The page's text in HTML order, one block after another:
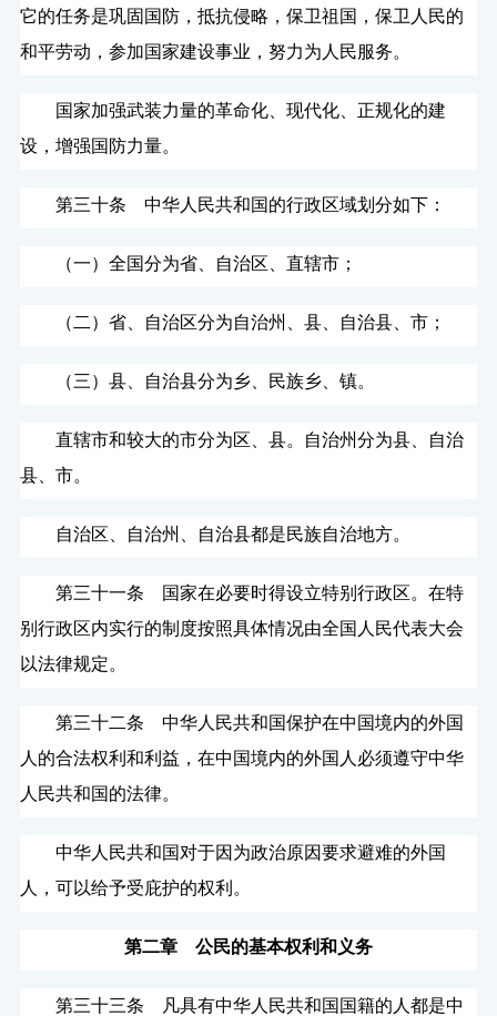
它的任务是巩固国防，抵抗侵略，保卫祖国，保卫人民的
和平劳动，参加国家建设事业，努力为人民服务。
国家加强武装力量的革命化、现代化、正规化的建
设，增强国防力量。
第三十条 中华人民共和国的行政区域划分如下：
（一）全国分为省、自治区、直辖市；
（二）省、自治区分为自治州、县、自治县、市；
（三）县、自治县分为乡、民族乡、镇。
直辖市和较大的市分为区、县。自治州分为县、自治
县、市。
自治区、自治州、自治县都是民族自治地方。
第三十一条 国家在必要时得设立特别行政区。在特
别行政区内实行的制度按照具体情况由全国人民代表大会
以法律规定。
第三十二条 中华人民共和国保护在中国境内的外国
人的合法权利和利益，在中国境内的外国人必须遵守中华
人民共和国的法律。
中华人民共和国对于因为政治原因要求避难的外国
人，可以给予受庇护的权利。
第二章 公民的基本权利和义务
第三十三条 凡具有中华人民共和国国籍的人都是中